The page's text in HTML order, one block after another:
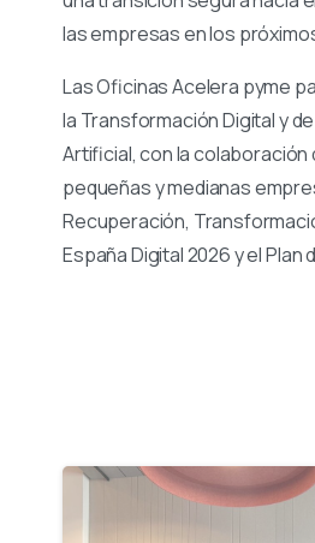
las empresas en los
Las Oficinas Acelera pyme
la Transformación Digital y
Artificial, con la
pequeñas y medianas
Recuperación,
España Digital 2026 y el Plan